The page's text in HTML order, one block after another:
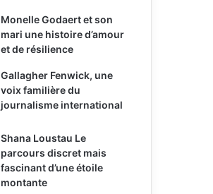
Monelle Godaert et son
mari une histoire d’amour
et de résilience
Gallagher Fenwick, une
voix familière du
journalisme international
Shana Loustau Le
parcours discret mais
fascinant d’une étoile
montante